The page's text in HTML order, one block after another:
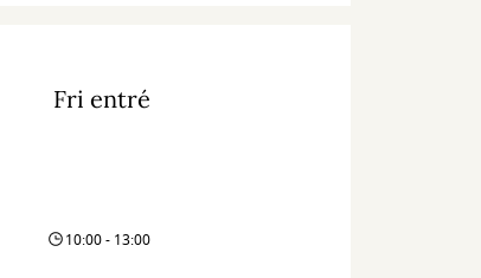
Fri entré
10:00 - 13:00